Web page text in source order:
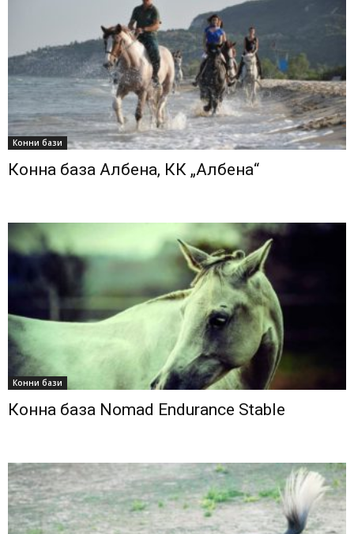
Конни бази
Конна база Албена, КК „Албена“
Конни бази
Конна база Nomad Endurance Stable